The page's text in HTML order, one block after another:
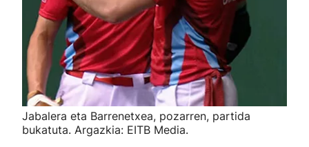
Jabalera eta Barrenetxea, pozarren, partida
bukatuta. Argazkia: EITB Media.